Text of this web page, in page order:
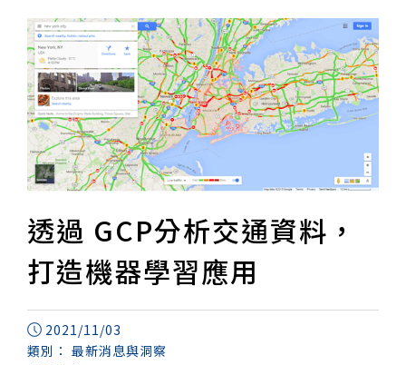
透過 GCP分析交通資料，
打造機器學習應用
2021/11/03
類別： 最新消息與洞察